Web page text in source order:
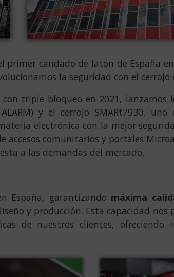
candado de latón de España
la seguridad con el cerrojo
triple bloqueo en 2021, lanzamos
y el cerrojo SMARt7930,
electrónica con la mejor
comunitarios y portales
a las demandas del mercado.
España, garantizando máxima
y producción. Esta capacidad nos
de nuestros clientes, ofreciendo